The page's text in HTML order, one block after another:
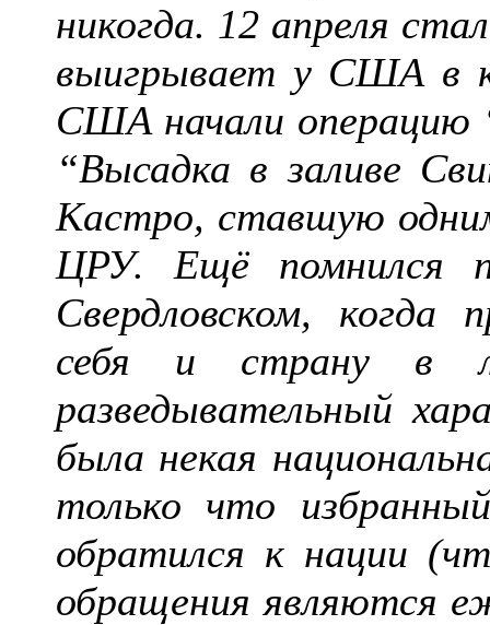
никогда. 12 апреля
выигрывает у США в
США начали операцию
“Высадка в заливе
Кастро, ставшую
ЦРУ. Ещё помнился
Свердловском, когда
себя и страну в
разведывательный
была некая
только что
обратился к нации
обращения являются